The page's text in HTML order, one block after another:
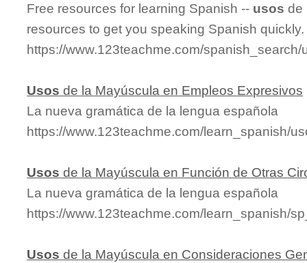
Free resources for learning Spanish -- usos de
resources to get you speaking Spanish quickly.
https://www.123teachme.com/spanish_search/
Usos de la Mayúscula en Empleos Expresivos
La nueva gramática de la lengua española
https://www.123teachme.com/learn_spanish/
Usos de la Mayúscula en Función de Otras
La nueva gramática de la lengua española
https://www.123teachme.com/learn_spanish/
Usos de la Mayúscula en Consideraciones